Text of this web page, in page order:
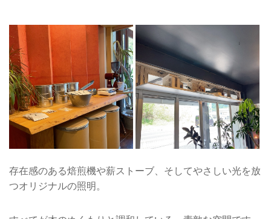
存在感のある焙煎機や薪ストーブ、そしてやさしい光を放
つオリジナルの照明。